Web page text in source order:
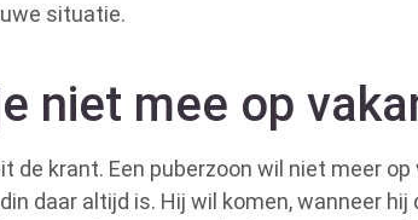
situatie.
niet mee op
de krant. Een puberzoon wil niet meer
daar altijd is. Hij wil komen, wanneer